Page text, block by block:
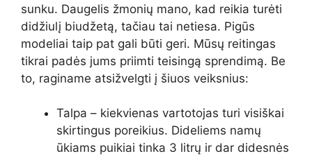
sunku. Daugelis žmonių mano, kad reikia turėti
didžiulį biudžetą, tačiau tai netiesa. Pigūs
modeliai taip pat gali būti geri. Mūsų reitingas
tikrai padės jums priimti teisingą sprendimą. Be
to, raginame atsižvelgti į šiuos veiksnius:
Talpa – kiekvienas vartotojas turi visiškai
skirtingus poreikius. Dideliems namų
ūkiams puikiai tinka 3 litrų ir dar didesnės